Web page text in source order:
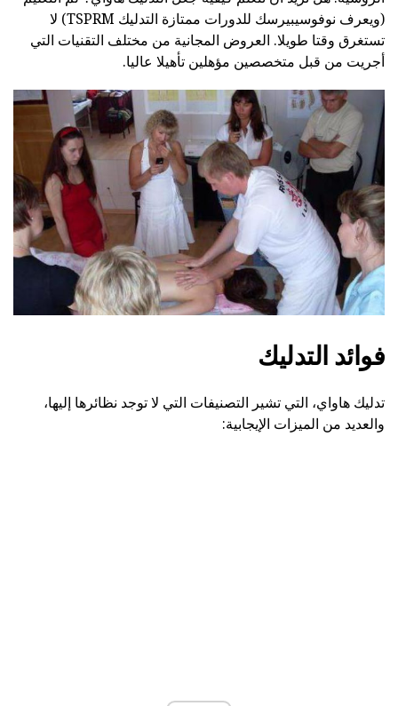
(ويعرف نوفوسيبيرسك للدورات ممتازة التدليك TSPRM) لا
تستغرق وقتا طويلا. العروض المجانية من مختلف التقنيات التي
أجريت من قبل متخصصين مؤهلين تأهيلا عاليا.
فوائد التدليك
تدليك هاواي، التي تشير التصنيفات التي لا توجد نظائرها إليها،
والعديد من الميزات الإيجابية: